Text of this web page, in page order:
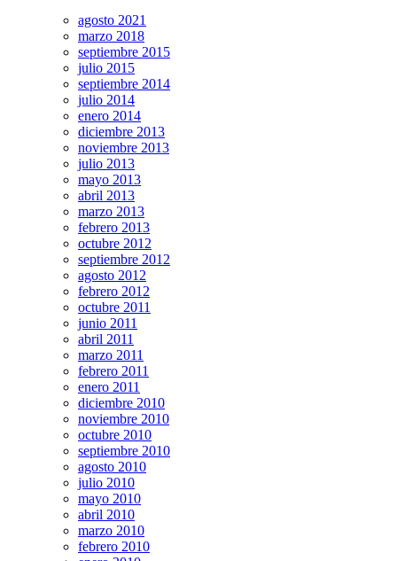
agosto 2021
marzo 2018
septiembre 2015
julio 2015
septiembre 2014
julio 2014
enero 2014
diciembre 2013
noviembre 2013
julio 2013
mayo 2013
abril 2013
marzo 2013
febrero 2013
octubre 2012
septiembre 2012
agosto 2012
febrero 2012
octubre 2011
junio 2011
abril 2011
marzo 2011
febrero 2011
enero 2011
diciembre 2010
noviembre 2010
octubre 2010
septiembre 2010
agosto 2010
julio 2010
mayo 2010
abril 2010
marzo 2010
febrero 2010